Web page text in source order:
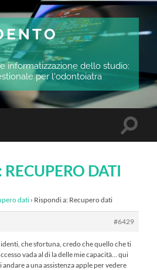
informatizzazione dello studio:
per l'odontoiatra
DATI
dati › Rispondi a: Recupero dati
#6429
che sfortuna, credo che quello che ti
vada al di la delle mie capacità… qui
andare a una assistenza apple per vedere